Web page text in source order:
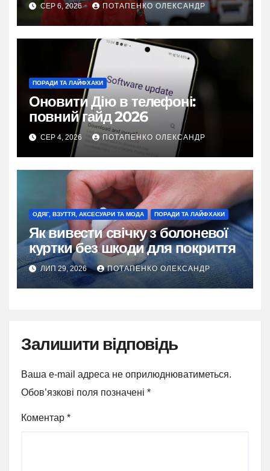
СЕР 6, 2026 ПОТАПЕНКО ОЛЕКСАНДР
ПОРАДИ ТА ЛАЙФХАКИ
Оновити Дію в телефоні:
повний гайд 2026
СЕР 4, 2026 ПОТАПЕНКО ОЛЕКСАНДР
ОДЯГ, ВЗУТТЯ, АКСЕСУАРИ ТА МОДА ПОРАДИ ТА ЛАЙФХАКИ
Як вивести свічку з болоневої
куртки без шкоди для покриття
ЛИП 29, 2026 ПОТАПЕНКО ОЛЕКСАНДР
Залишити відповідь
Ваша e-mail адреса не оприлюднюватиметься.
Обов’язкові поля позначені *
Коментар *